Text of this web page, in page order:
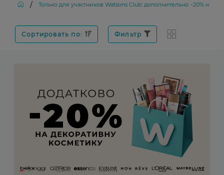
/ Только для участников Watsons Club: дополнительно −20% на
Сортировать по: Фильтр